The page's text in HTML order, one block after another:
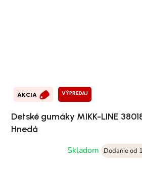
AKCIA VÝPREDAJ
Detské gumáky MIKK-LINE
Hnedá
Skladom
Dodanie od